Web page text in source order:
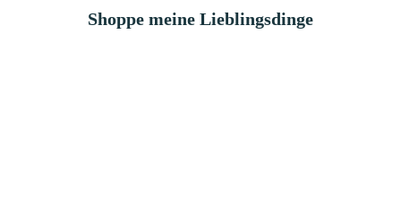
Shoppe meine Lieblingsdinge